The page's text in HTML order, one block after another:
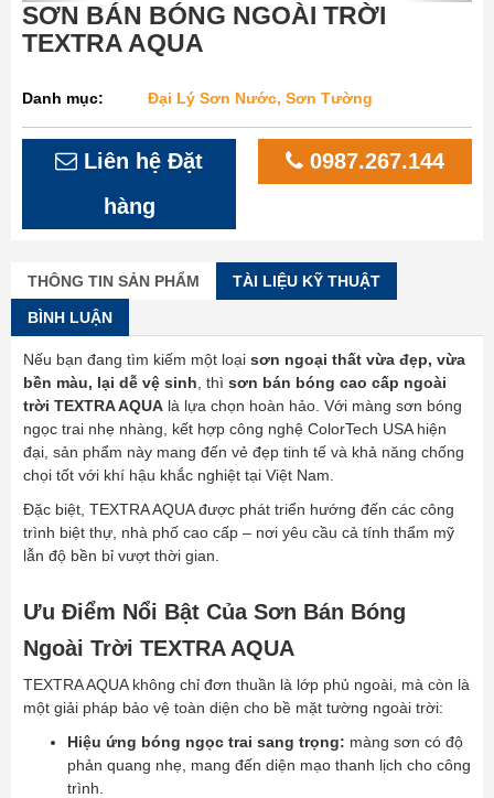
SƠN BÁN BÓNG NGOÀI TRỜI
TEXTRA AQUA
Danh mục: Đại Lý Sơn Nước, Sơn Tường
Liên hệ Đặt
hàng
0987.267.144
THÔNG TIN SẢN PHẨM TÀI LIỆU KỸ THUẬT
BÌNH LUẬN
Nếu bạn đang tìm kiếm một loại sơn ngoại thất vừa đẹp, vừa
bền màu, lại dễ vệ sinh , thì sơn bán bóng cao cấp ngoài
trời TEXTRA AQUA là lựa chọn hoàn hảo. Với màng sơn bóng
ngọc trai nhẹ nhàng, kết hợp công nghệ ColorTech USA hiện
đại, sản phẩm này mang đến vẻ đẹp tinh tế và khả năng chống
chọi tốt với khí hậu khắc nghiệt tại Việt Nam.
Đặc biệt, TEXTRA AQUA được phát triển hướng đến các công
trình biệt thự, nhà phố cao cấp – nơi yêu cầu cả tính thẩm mỹ
lẫn độ bền bỉ vượt thời gian.
Ưu Điểm Nổi Bật Của Sơn Bán Bóng
Ngoài Trời TEXTRA AQUA
TEXTRA AQUA không chỉ đơn thuần là lớp phủ ngoài, mà còn là
một giải pháp bảo vệ toàn diện cho bề mặt tường ngoài trời:
Hiệu ứng bóng ngọc trai sang trọng: màng sơn có độ
phản quang nhẹ, mang đến diện mạo thanh lịch cho công
trình.